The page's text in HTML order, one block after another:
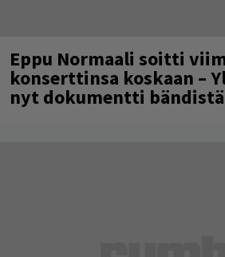
Eppu Normaali soitti
konserttinsa koskaan –
nyt dokumentti bändistä